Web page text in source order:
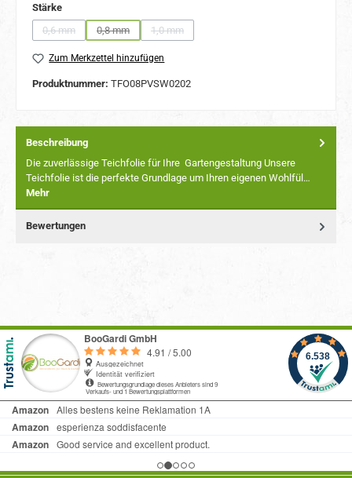
Stärkeauswählen
0,6 mm
(Diese Option ist zurzeit nicht verfügbar.)
0,8 mm
(Diese Option ist zurzeit nicht verfügbar.)
1,0 mm
(Diese Option ist zurzeit nicht verfügbar.)
Zum Merkzettel hinzufügen
Produktnummer: TFO08PVSW0202
Beschreibung
Die zuverlässige Teichfolie für Ihre Gartengestaltung Unsere
Teichfolie ist die perfekte Grundlage um Ihren eigenen Wohlfül…
Mehr
Bewertungen